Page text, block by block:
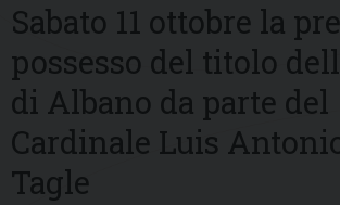
Sabato 11 ottobre la
possesso del titolo
di Albano da parte del
Cardinale Luis
Tagle